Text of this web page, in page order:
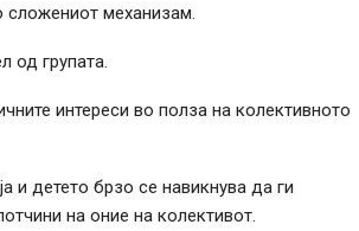
сложениот механизам.
од групата.
интереси во полза на колективното
и детето брзо се навикнува да ги
на оние на колективот.